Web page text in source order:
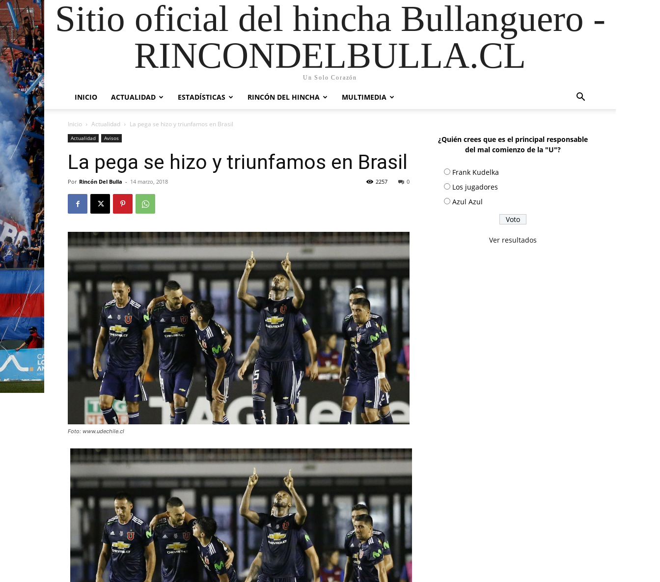
Sitio oficial del hincha Bullanguero -
RINCONDELBULLA.CL
Un Solo Corazón
INICIO ACTUALIDAD ESTADÍSTICAS RINCÓN DEL HINCHA MULTIMEDIA
Inicio Actualidad La pega se hizo y triunfamos en Brasil
Actualidad Avisos
La pega se hizo y triunfamos en Brasil
Por Rincón Del Bulla - 14 marzo, 2018 0
2257
Foto: www.udechile.cl
¿Quién crees que es el principal responsable
del mal comienzo de la "U"?
Frank Kudelka
Los jugadores
Azul Azul
Ver resultados